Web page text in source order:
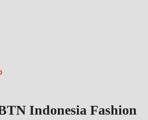
Indonesia Fashion